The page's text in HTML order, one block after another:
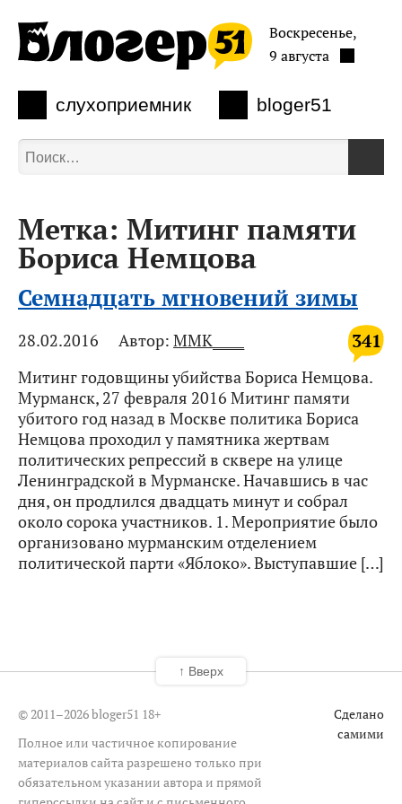
слухоприемник bloger51
Воскресенье,
9 августа
Метка: Митинг памяти
Бориса Немцова
Семнадцать мгновений зимы
341
28.02.2016 Автор: MMK_____
Митинг годовщины убийства Бориса Немцова.
Мурманск, 27 февраля 2016 Митинг памяти
убитого год назад в Москве политика Бориса
Немцова проходил у памятника жертвам
политических репрессий в сквере на улице
Ленинградской в Мурманске. Начавшись в час
дня, он продлился двадцать минут и собрал
около сорока участников. 1. Мероприятие было
организовано мурманским отделением
политической парти «Яблоко». Выступавшие […]
© 2011–2026 bloger51 18+
Полное или частичное копирование
материалов сайта разрешено только при
обязательном указании автора и прямой
Сделано
самими
↑ Вверх